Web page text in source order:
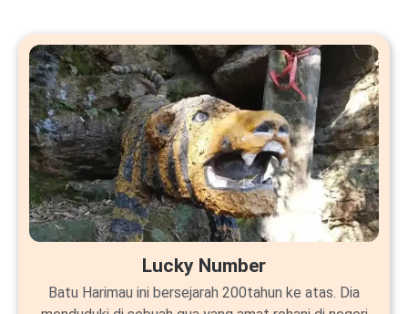
Lucky Number
Batu Harimau ini bersejarah 200tahun ke atas. Dia